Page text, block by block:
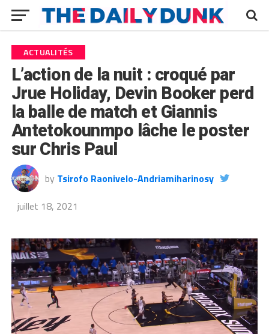
ACTUALITÉS
L’action de la nuit : croqué par
Jrue Holiday, Devin Booker perd
la balle de match et Giannis
Antetokounmpo lâche le poster
sur Chris Paul
by Tsirofo Raonivelo-Andriamiharinosy
juillet 18, 2021